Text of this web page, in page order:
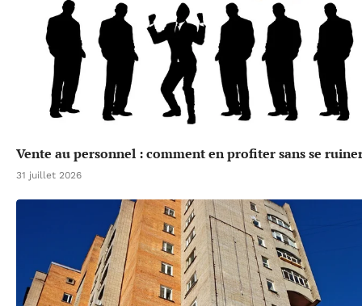
Vente au personnel : comment en profiter sans se
31 juillet 2026